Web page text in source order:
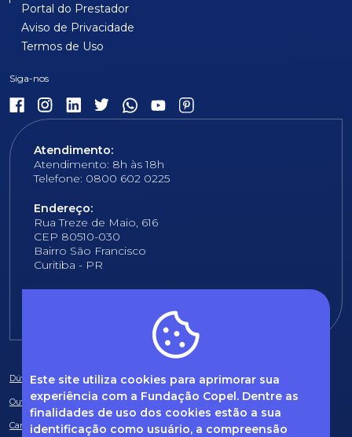
Este site utiliza cookies para aprimorar sua
experiência com a Fundação Copel. Dentre as
finalidades de uso dos cookies estão a sua
identificação como usuário, a compreensão
Portal do Prestador
Aviso de Privacidade
Termos de Uso
Atendimento:
Atendimento: 8h às 18h
Telefone: 0800 602 0225
Endereço:
Rua Treze de Maio, 616
CEP 80510-030
Bairro São Francisco
Curitiba - PR
Dúvidas frequentes
Ouvidoria
Canal de Denúncias